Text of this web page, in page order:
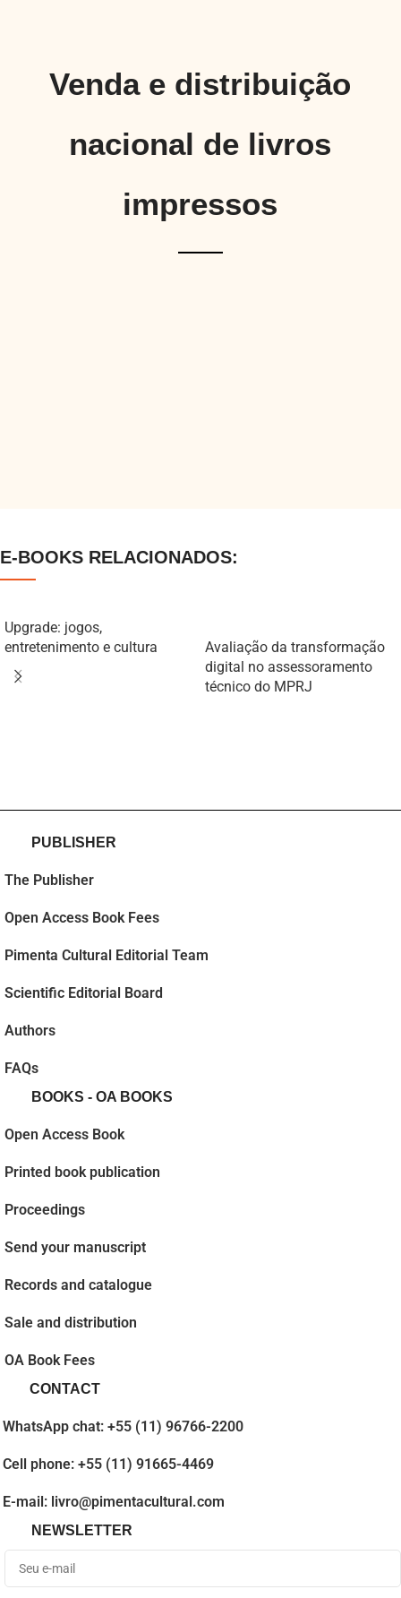
Venda e distribuição
nacional de livros
impressos
E-BOOKS RELACIONADOS:
Upgrade: jogos,
entretenimento e cultura
Avaliação da transformação
digital no assessoramento
técnico do MPRJ
PUBLISHER
The Publisher
Open Access Book Fees
Pimenta Cultural Editorial Team
Scientific Editorial Board
Authors
FAQs
BOOKS - OA BOOKS
Open Access Book
Printed book publication
Proceedings
Send your manuscript
Records and catalogue
Sale and distribution
OA Book Fees
CONTACT
WhatsApp chat: +55 (11) 96766-2200
Cell phone: +55 (11) 91665-4469
E-mail: livro@pimentacultural.com
NEWSLETTER